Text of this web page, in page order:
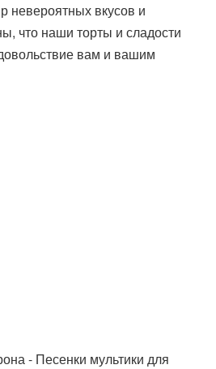
невероятных вкусов и
что наши торты и сладости
вам и вашим
- Песенки мультики для